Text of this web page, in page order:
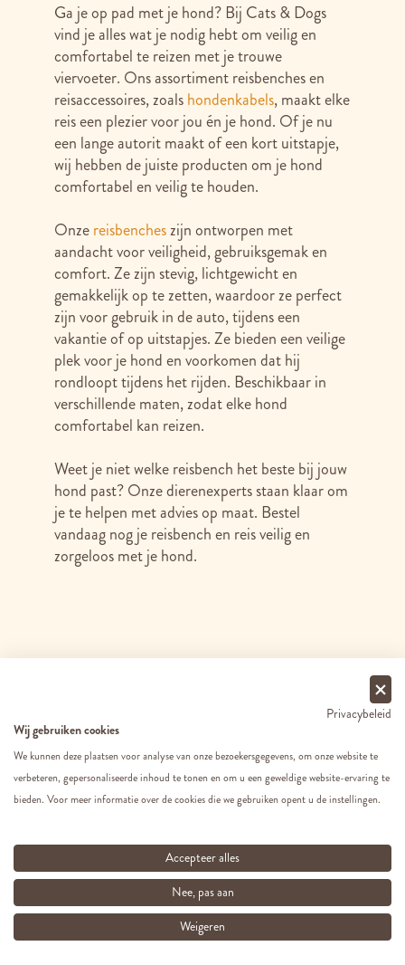
Ga je op pad met je hond? Bij Cats & Dogs
vind je alles wat je nodig hebt om veilig en
comfortabel te reizen met je trouwe
viervoeter. Ons assortiment reisbenches en
reisaccessoires, zoalshondenkabels, maakt elke
reis een plezier voor jou én je hond. Of je nu
een lange autorit maakt of een kort uitstapje,
wij hebben de juiste producten om je hond
comfortabel en veilig te houden.
Onzereisbencheszijn ontworpen met
aandacht voor veiligheid, gebruiksgemak en
comfort. Ze zijn stevig, lichtgewicht en
gemakkelijk op te zetten, waardoor ze perfect
zijn voor gebruik in de auto, tijdens een
vakantie of op uitstapjes. Ze bieden een veilige
plek voor je hond en voorkomen dat hij
rondloopt tijdens het rijden. Beschikbaar in
verschillende maten, zodat elke hond
comfortabel kan reizen.
Weet je niet welke reisbench het beste bij jouw
hond past? Onze dierenexperts staan klaar om
je te helpen met advies op maat. Bestel
vandaag nog je reisbench en reis veilig en
zorgeloos met je hond.
Deskundig advies op maat
Gratis verzending vanaf €49 in
België & Nederland
Privacybeleid
Wij gebruiken cookies
We kunnen deze plaatsen voor analyse van onze bezoekersgegevens, om onze website te
verbeteren, gepersonaliseerde inhoud te tonen en om u een geweldige website-ervaring te
bieden. Voor meer informatie over de cookies die we gebruiken opent u de instellingen.
Accepteer alles
Nee, pas aan
Weigeren